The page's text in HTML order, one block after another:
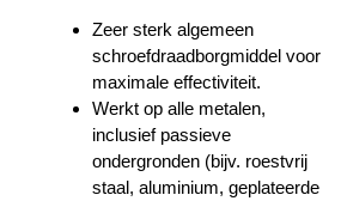
Zeer sterk algemeen
schroefdraadborgmiddel voor
maximale effectiviteit.
Werkt op alle metalen,
inclusief passieve
ondergronden (bijv. roestvrij
staal, aluminium, geplateerde